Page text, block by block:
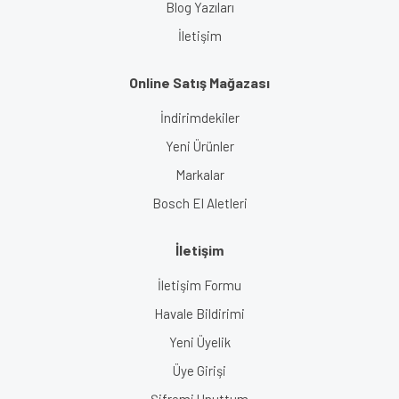
Blog Yazıları
İletişim
Online Satış Mağazası
İndirimdekiler
Yeni Ürünler
Markalar
Bosch El Aletleri
İletişim
İletişim Formu
Havale Bildirimi
Yeni Üyelik
Üye Girişi